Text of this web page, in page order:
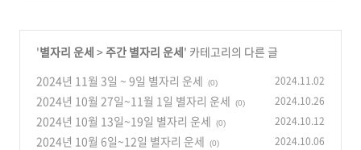
'별자리 운세 >주간 별자리 운세' 카테고리의 다른 글
2024년 11월 3일 ~ 9일 별자리 운세
(0) 2024.11.02
2024년 10월 27일~11월 1일 별자리 운세 (0) 2024.10.26
2024년 10월 13일~19일 별자리 운세 (0) 2024.10.12
2024년 10월 6일~12일 별자리 운세 (0) 2024.10.06